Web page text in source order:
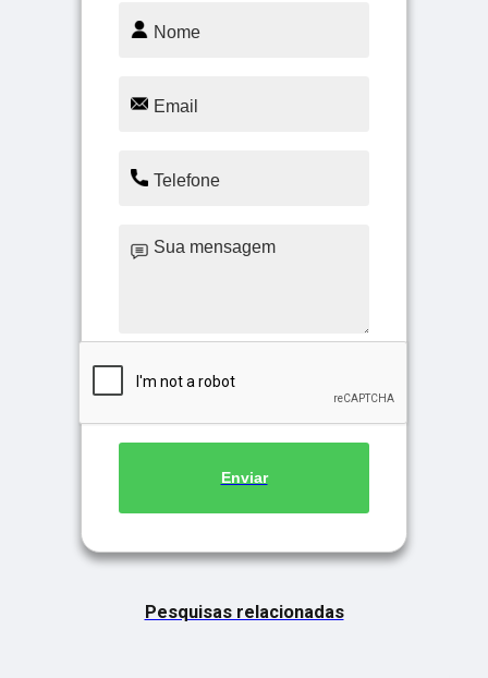
Enviar
Pesquisas relacionadas